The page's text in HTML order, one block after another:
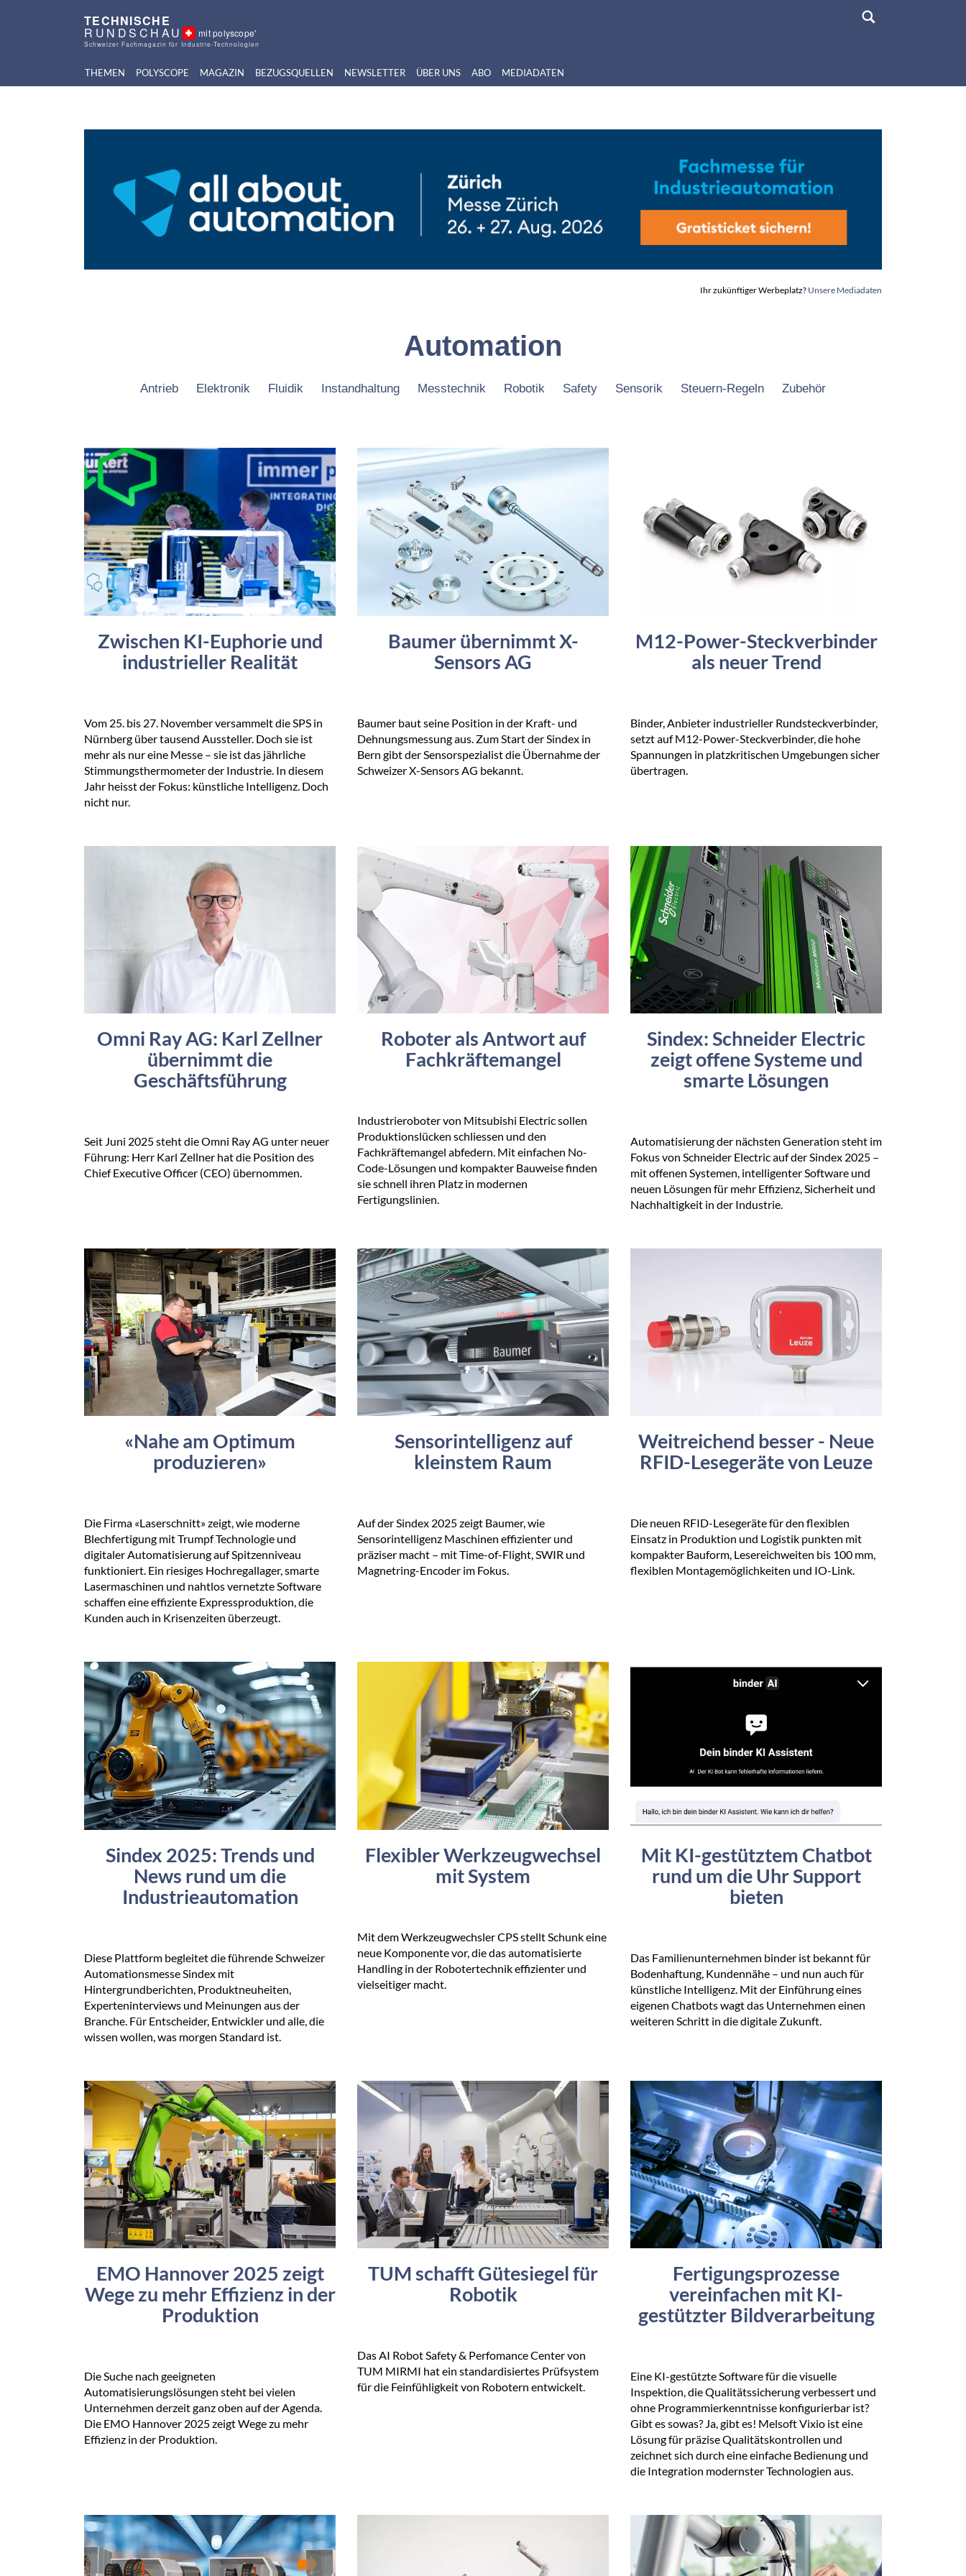
TECHNISCHE
RUNDSCHAU mit polyscope'
Schweizer Fachmagazin für Industrie-Technologien
THEMEN POLYSCOPE MAGAZIN BEZUGSQUELLEN NEWSLETTER ÜBER UNS ABO MEDIADATEN
Ihr zukünftiger Werbeplatz? Unsere Mediadaten
Automation
Antrieb Elektronik Fluidik Instandhaltung Messtechnik Robotik Safety Sensorik Steuern-Regeln Zubehör
Zwischen KI-Euphorie und
industrieller Realität
Vom 25. bis 27. November versammelt die SPS in
Nürnberg über tausend Aussteller. Doch sie ist
mehr als nur eine Messe – sie ist das jährliche
Stimmungsthermometer der Industrie. In diesem
Jahr heisst der Fokus: künstliche Intelligenz. Doch
nicht nur.
Baumer übernimmt X-
Sensors AG
Baumer baut seine Position in der Kraft- und
Dehnungsmessung aus. Zum Start der Sindex in
Bern gibt der Sensorspezialist die Übernahme der
Schweizer X-Sensors AG bekannt.
M12-Power-Steckverbinder
als neuer Trend
Binder, Anbieter industrieller Rundsteckverbinder,
setzt auf M12-Power-Steckverbinder, die hohe
Spannungen in platzkritischen Umgebungen sicher
übertragen.
Omni Ray AG: Karl Zellner
übernimmt die
Geschäftsführung
Seit Juni 2025 steht die Omni Ray AG unter neuer
Führung: Herr Karl Zellner hat die Position des
Chief Executive Officer (CEO) übernommen.
Roboter als Antwort auf
Fachkräftemangel
Industrieroboter von Mitsubishi Electric sollen
Produktionslücken schliessen und den
Fachkräftemangel abfedern. Mit einfachen No-
Code-Lösungen und kompakter Bauweise finden
sie schnell ihren Platz in modernen
Fertigungslinien.
Sindex: Schneider Electric
zeigt offene Systeme und
smarte Lösungen
Automatisierung der nächsten Generation steht im
Fokus von Schneider Electric auf der Sindex 2025 –
mit offenen Systemen, intelligenter Software und
neuen Lösungen für mehr Effizienz, Sicherheit und
Nachhaltigkeit in der Industrie.
«Nahe am Optimum
produzieren»
Die Firma «Laserschnitt» zeigt, wie moderne
Blechfertigung mit Trumpf Technologie und
digitaler Automatisierung auf Spitzenniveau
funktioniert. Ein riesiges Hochregallager, smarte
Lasermaschinen und nahtlos vernetzte Software
schaffen eine effiziente Expressproduktion, die
Kunden auch in Krisenzeiten überzeugt.
Sensorintelligenz auf
kleinstem Raum
Auf der Sindex 2025 zeigt Baumer, wie
Sensorintelligenz Maschinen effizienter und
präziser macht – mit Time-of-Flight, SWIR und
Magnetring-Encoder im Fokus.
Weitreichend besser - Neue
RFID-Lesegeräte von Leuze
Die neuen RFID-Lesegeräte für den flexiblen
Einsatz in Produktion und Logistik punkten mit
kompakter Bauform, Lesereichweiten bis 100 mm,
flexiblen Montagemöglichkeiten und IO-Link.
Sindex 2025: Trends und
News rund um die
Industrieautomation
Diese Plattform begleitet die führende Schweizer
Automationsmesse Sindex mit
Hintergrundberichten, Produktneuheiten,
Experteninterviews und Meinungen aus der
Branche. Für Entscheider, Entwickler und alle, die
wissen wollen, was morgen Standard ist.
Flexibler Werkzeugwechsel
mit System
Mit dem Werkzeugwechsler CPS stellt Schunk eine
neue Komponente vor, die das automatisierte
Handling in der Robotertechnik effizienter und
vielseitiger macht.
Mit KI-gestütztem Chatbot
rund um die Uhr Support
bieten
Das Familienunternehmen binder ist bekannt für
Bodenhaftung, Kundennähe – und nun auch für
künstliche Intelligenz. Mit der Einführung eines
eigenen Chatbots wagt das Unternehmen einen
weiteren Schritt in die digitale Zukunft.
EMO Hannover 2025 zeigt
Wege zu mehr Effizienz in der
Produktion
Die Suche nach geeigneten
Automatisierungslösungen steht bei vielen
Unternehmen derzeit ganz oben auf der Agenda.
Die EMO Hannover 2025 zeigt Wege zu mehr
Effizienz in der Produktion.
TUM schafft Gütesiegel für
Robotik
Das AI Robot Safety & Perfomance Center von
TUM MIRMI hat ein standardisiertes Prüfsystem
für die Feinfühligkeit von Robotern entwickelt.
Fertigungsprozesse
vereinfachen mit KI-
gestützter Bildverarbeitung
Eine KI-gestützte Software für die visuelle
Inspektion, die Qualitätssicherung verbessert und
ohne Programmierkenntnisse konfigurierbar ist?
Gibt es sowas? Ja, gibt es! Melsoft Vixio ist eine
Lösung für präzise Qualitätskontrollen und
zeichnet sich durch eine einfache Bedienung und
die Integration modernster Technologien aus.